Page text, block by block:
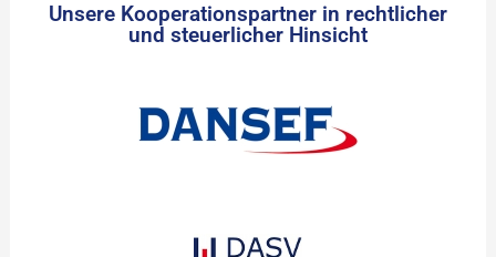
Unsere Kooperationspartner in rechtlicher
und steuerlicher Hinsicht